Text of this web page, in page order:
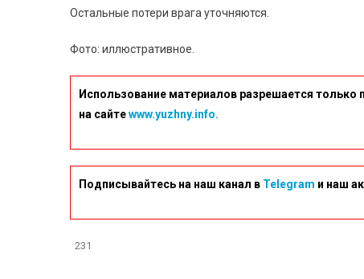
Остальные потери врага уточняются.
Фото: иллюстративное.
Использование материалов разрешается только
на сайтеwww.yuzhny.info.
Подписывайтесь на наш канал в Telegram и наш
231